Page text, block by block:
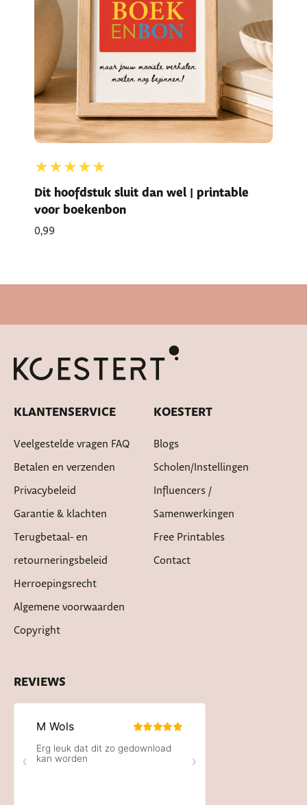
★★★★★
Dit hoofdstuk sluit dan wel | printable
voor boekenbon
0,99
KLANTENSERVICE
Veelgestelde vragen FAQ
Betalen en verzenden
Privacybeleid
Garantie & klachten
Terugbetaal- en
retourneringsbeleid
Herroepingsrecht
Algemene voorwaarden
Copyright
KOESTERT
Blogs
Scholen/instellingen
Influencers /
Samenwerkingen
Free Printables
Contact
REVIEWS